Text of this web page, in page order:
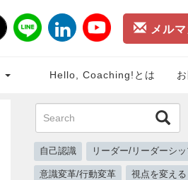
メル
Hello, Coaching!とは
自己認識 リーダー/リーダーシ
意識変革/行動変革 視点を変える